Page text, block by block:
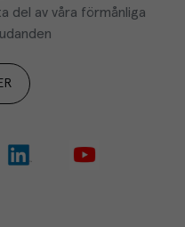
del av våra förmånliga